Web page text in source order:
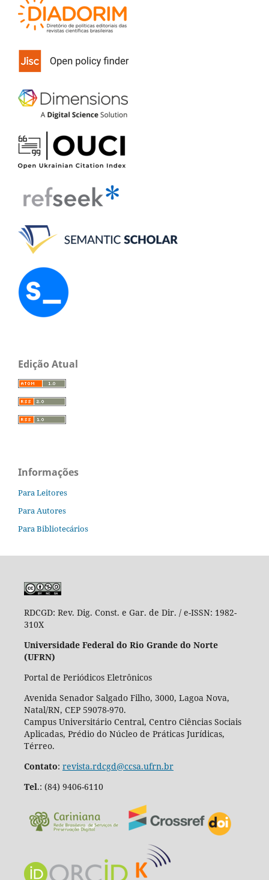
Edição Atual
Informações
Para Leitores
Para Autores
Para Bibliotecários
RDCGD: Rev. Dig. Const. e Gar. de Dir. / e-ISSN: 1982-
310X
Universidade Federal do Rio Grande do Norte
(UFRN)
Portal de Periódicos Eletrônicos
Avenida Senador Salgado Filho, 3000, Lagoa Nova,
Natal/RN, CEP 59078-970.
Campus Universitário Central, Centro Ciências Sociais
Aplicadas, Prédio do Núcleo de Práticas Jurídicas,
Térreo.
Contato: revista.rdcgd@ccsa.ufrn.br
Tel.: (84) 9406-6110